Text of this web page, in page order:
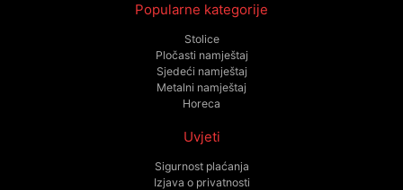
Popularne kategorije
Stolice
Pločasti namještaj
Sjedeći namještaj
Metalni namještaj
Horeca
Uvjeti
Sigurnost plaćanja
Izjava o privatnosti